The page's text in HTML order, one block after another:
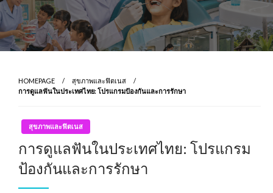
HOMEPAGE
สุขภาพและฟิตเนส
การดูแลฟันในประเทศไทย: โปรแกรมป้องกันและการรักษา
สุขภาพและฟิตเนส
การดูแลฟันในประเทศไทย: โปรแกรม
ป้องกันและการรักษา